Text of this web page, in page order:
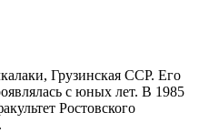
Грузинская ССР. Его
с юных лет. В 1985
Ростовского